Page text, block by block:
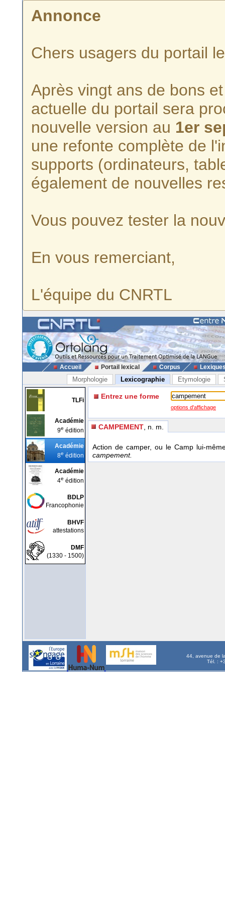
Annonce
Chers usagers du portail
Après vingt ans de bons
actuelle du portail sera
nouvelle version au 1er
une refonte complète de
supports (ordinateurs,
également de nouvelles
Vous pouvez tester la
En vous remerciant,
L'équipe du CNRTL
Accueil Portail lexical Corpus
Morphologie Lexicographie Etymologie
TLFi
Académie
9e édition
Académie
8e édition
Académie
4e édition
BDLP
Francophonie
BHVF
attestations
DMF
(1330 - 1500)
Entrez une forme
options d'affichage
CAMPEMENT , n. m.
Action de camper, ou le Camp lui-
campement.
44, avenue de
Tél. :